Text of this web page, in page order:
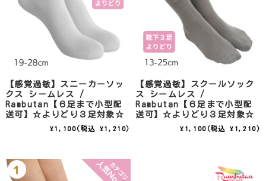
【感覚過敏】スニーカーソッ
クス シームレス /
Rambutan【６足まで小型配
送可】☆よりどり３足対象☆
¥1,100(税込 ¥1,210)
【感覚過敏】スクールソック
ス シームレス /
Rambutan【６足まで小型配
送可】☆よりどり３足対象☆
¥1,100 (税込 ¥1,210)